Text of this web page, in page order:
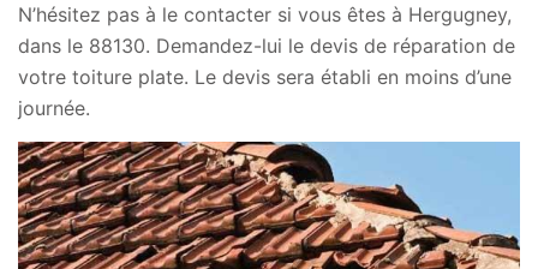
N’hésitez pas à le contacter si vous êtes à Hergugney,
dans le 88130. Demandez-lui le devis de réparation de
votre toiture plate. Le devis sera établi en moins d’une
journée.